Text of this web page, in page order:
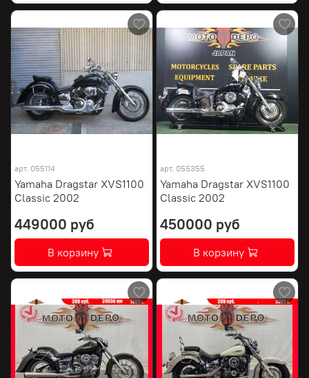
арт. 055114
Yamaha Dragstar XVS1100
Classic 2002
449000 руб
В корзину
арт. 055355
Yamaha Dragstar XVS1100
Classic 2002
450000 руб
В корзину